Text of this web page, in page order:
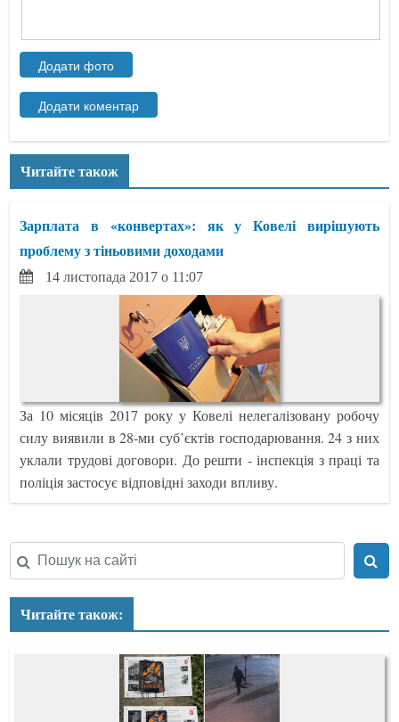
Читайте також
Зарплата в «конвертах»: як у Ковелі вирішують
проблему з тіньовими доходами
14 листопада 2017 о 11:07
За 10 місяців 2017 року у Ковелі нелегалізовану робочу
силу виявили в 28-ми суб’єктів господарювання. 24 з них
уклали трудові договори. До решти - інспекція з праці та
поліція застосує відповідні заходи впливу.
Читайте також: